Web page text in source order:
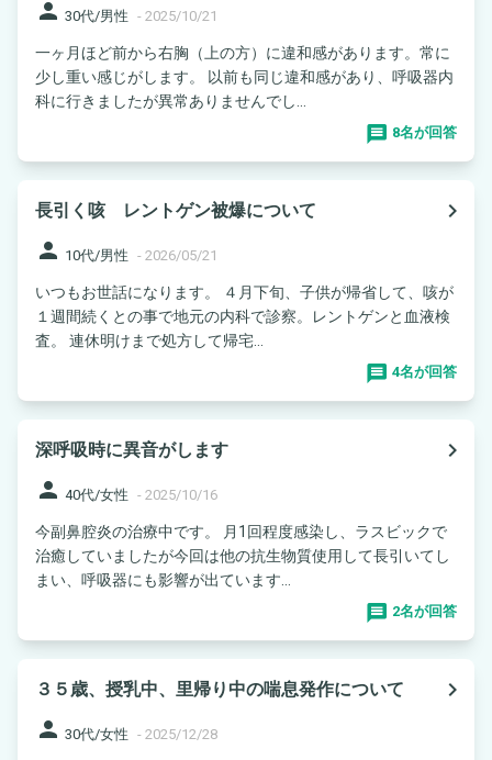
person 30代/男性 - 2025/10/21
一ヶ月ほど前から右胸（上の方）に違和感があります。常に
少し重い感じがします。 以前も同じ違和感があり、呼吸器内
科に行きましたが異常ありませんでし...
8名が回答
長引く咳 レントゲン被爆について
navigate_next
person 10代/男性 - 2026/05/21
いつもお世話になります。 ４月下旬、子供が帰省して、咳が
１週間続くとの事で地元の内科で診察。レントゲンと血液検
査。 連休明けまで処方して帰宅...
4名が回答
深呼吸時に異音がします
navigate_next
person 40代/女性 - 2025/10/16
今副鼻腔炎の治療中です。 月1回程度感染し、ラスビックで
治癒していましたが今回は他の抗生物質使用して長引いてし
まい、呼吸器にも影響が出ています...
2名が回答
３５歳、授乳中、里帰り中の喘息発作について
navigate_next
person 30代/女性 - 2025/12/28